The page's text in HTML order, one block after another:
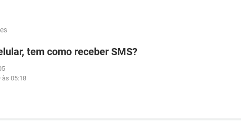
tem como receber SMS?
às 05:18